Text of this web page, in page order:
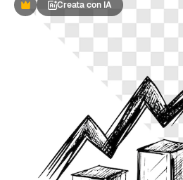
PremiumCreata con IA